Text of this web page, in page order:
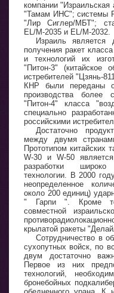
компании
"Тамам ИНС"; системы
"Лир Cиглер/МБТ";
EL/M-2035 и EL/M-2032.
Израиль
получения ракет
и технологий их
"Питон-3" (китайское
истребителей "Цзянь-
КНР были переданы
производства более
"Питон-4" класса
специально
российскими
Достаточно
между двумя
Прототипом китайских
W-30 и W-50
разработки широко
технологии. В 2000
неопределенное
около 200 единиц)
" Гарпи ". Кроме
совместной
крылатой ракеты
Сотрудничество в
сухопутных войск, по
двум достаточно
Первое из них
технологий,
бронебойных